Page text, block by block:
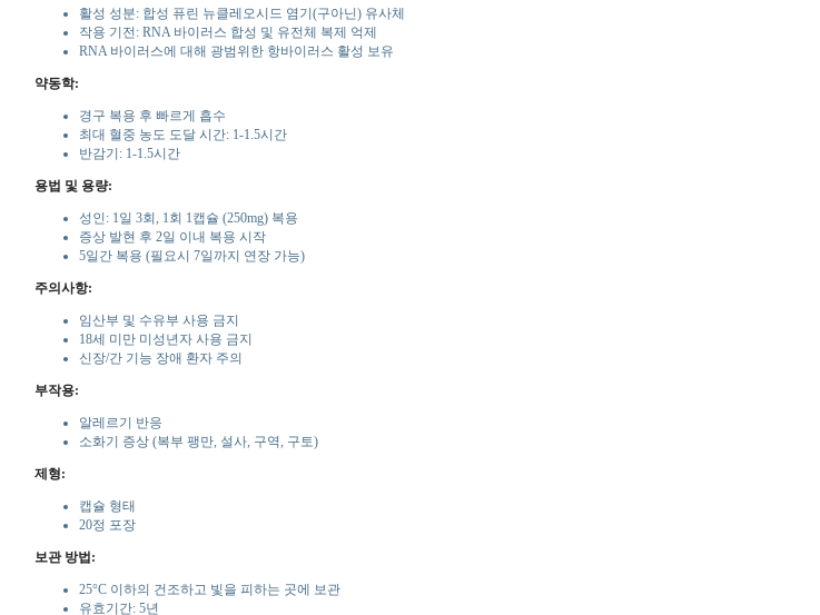
활성 성분: 합성 퓨린 뉴클레오시드 염기(구아닌) 유사체
작용 기전: RNA 바이러스 합성 및 유전체 복제 억제
RNA 바이러스에 대해 광범위한 항바이러스 활성 보유
약동학:
경구 복용 후 빠르게 흡수
최대 혈중 농도 도달 시간: 1-1.5시간
반감기: 1-1.5시간
용법 및 용량:
성인: 1일 3회, 1회 1캡슐 (250mg) 복용
증상 발현 후 2일 이내 복용 시작
5일간 복용 (필요시 7일까지 연장 가능)
주의사항:
임산부 및 수유부 사용 금지
18세 미만 미성년자 사용 금지
신장/간 기능 장애 환자 주의
부작용:
알레르기 반응
소화기 증상 (복부 팽만, 설사, 구역, 구토)
제형:
캡슐 형태
20정 포장
보관 방법:
25°C 이하의 건조하고 빛을 피하는 곳에 보관
유효기간: 5년